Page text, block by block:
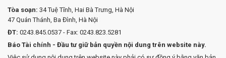
Tòa soạn: 34 Tuệ Tĩnh, Hai Bà Trưng, Hà Nội
47 Quán Thánh, Ba Đình, Hà Nội
ĐT: 0243.845.0537 - Fax: 0243.823.5281
Báo Tài chính - Đầu tư giữ bản quyền nội dung trên website này.